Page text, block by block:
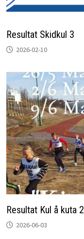
Resultat Skidkul 3
2026-02-10
Resultat Kul å kuta 2
2026-06-03